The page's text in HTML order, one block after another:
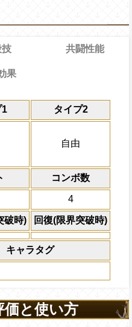
1 タイプ2
自由
コンボ数
4
破時) 回復(限界突破時)
キャラタグ
技
11→8ターン
限界突破
通常時
スロットに変換し、ス
上限突破
共闘性能
共闘性能
冒険開始時の必殺タ
キャラの攻撃を
にし、他の属性キャ
ターン数：8
敵1体のHPを25%減
体力の上限を無視し
×30倍の全プレイヤー
(最大体力の2倍上限
えている時、体力満
になる)、全プレイヤ
ン
を30%下げ、自由タ
げる
果
に体力を2000回復する
価と使い方